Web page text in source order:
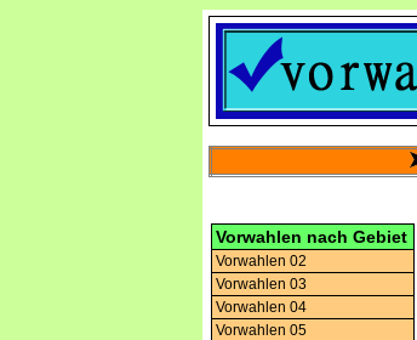
Vorwahlen nach Gebiet
Vorwahlen 02
Vorwahlen 03
Vorwahlen 04
Vorwahlen 05